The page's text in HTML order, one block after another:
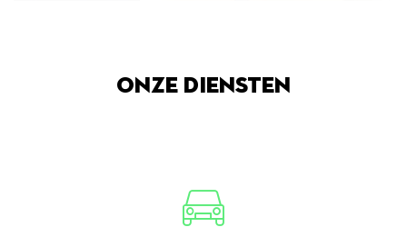
Onze diensten